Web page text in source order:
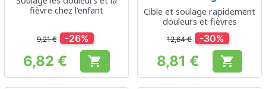
fièvre chez l'enfant
9,21 € -26%
Prix
6,82 € 
Cible et soulage rapidement
douleurs et fièvres
12,64 € -30%
Prix
8,81 € 